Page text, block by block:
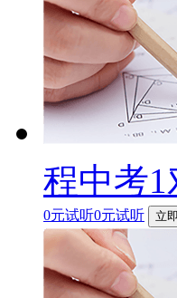
程中考1
0元试听0元试听 立